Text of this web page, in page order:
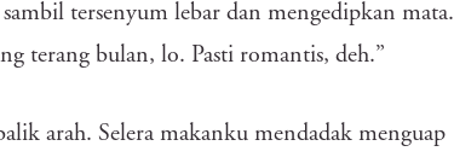
tersenyum lebar dan mengedipkan mata.
terang bulan, lo. Pasti romantis, deh.”
arah. Selera makanku mendadak menguap